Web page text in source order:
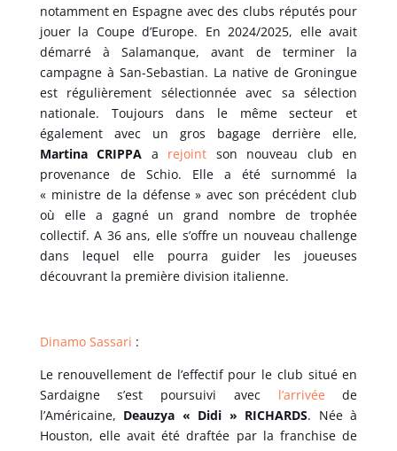
notamment en Espagne avec des clubs réputés pour
jouer la Coupe d’Europe. En 2024/2025, elle avait
démarré à Salamanque, avant de terminer la
campagne à San-Sebastian. La native de Groningue
est régulièrement sélectionnée avec sa sélection
nationale. Toujours dans le même secteur et
également avec un gros bagage derrière elle,
Martina CRIPPA a rejoint son nouveau club en
provenance de Schio. Elle a été surnommé la
« ministre de la défense » avec son précédent club
où elle a gagné un grand nombre de trophée
collectif. A 36 ans, elle s’offre un nouveau challenge
dans lequel elle pourra guider les joueuses
découvrant la première division italienne.
Dinamo Sassari :
Le renouvellement de l’effectif pour le club situé en
Sardaigne s’est poursuivi avec l’arrivée de
l’Américaine, Deauzya « Didi » RICHARDS. Née à
Houston, elle avait été draftée par la franchise de